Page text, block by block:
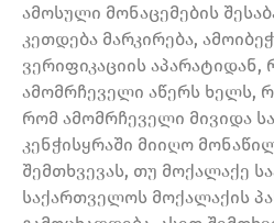
ამოსული მონაცემების
კეთდება მარკირება,
ვერიფიკაციის
ამომრჩეველი აწერს ხელს,
რომ ამომრჩეველი მივიდა
კენჭისყრაში მიიღო
შემთხვევას, თუ მოქალაქე
საქართველოს მოქალაქის